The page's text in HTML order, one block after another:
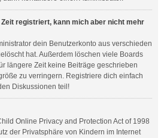
registriert, kann mich aber nicht mehr
dein Benutzerkonto aus verschieden
hat. Außerdem löschen viele Boards
längere Zeit keine Beiträge geschrieben
zu verringern. Registriere dich einfach
Diskussionen teil!
Online Privacy and Protection Act of 1998
der Privatsphäre von Kindern im Internet